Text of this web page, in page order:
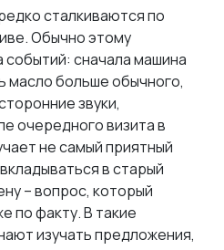
сталкиваются по
Обычно этому
сначала машина
масло больше обычного,
звуки,
очередного визита в
не самый приятный
в старый
– вопрос, который
по факту. В такие
изучать предложения,